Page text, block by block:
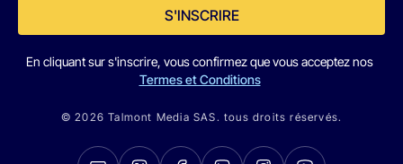
S'INSCRIRE
En cliquant sur s'inscrire, vous confirmez que vous acceptez nos
Termes et Conditions
© 2026 Talmont Media SAS. tous droits réservés.